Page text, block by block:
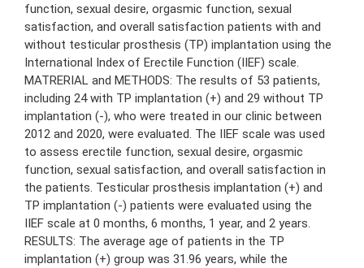
function, sexual desire, orgasmic function, sexual
satisfaction, and overall satisfaction patients with and
without testicular prosthesis (TP) implantation using the
International Index of Erectile Function (IIEF) scale.
MATRERIAL and METHODS: The results of 53 patients,
including 24 with TP implantation (+) and 29 without TP
implantation (-), who were treated in our clinic between
2012 and 2020, were evaluated. The IIEF scale was used
to assess erectile function, sexual desire, orgasmic
function, sexual satisfaction, and overall satisfaction in
the patients. Testicular prosthesis implantation (+) and
TP implantation (-) patients were evaluated using the
IIEF scale at 0 months, 6 months, 1 year, and 2 years.
RESULTS: The average age of patients in the TP
implantation (+) group was 31.96 years, while the